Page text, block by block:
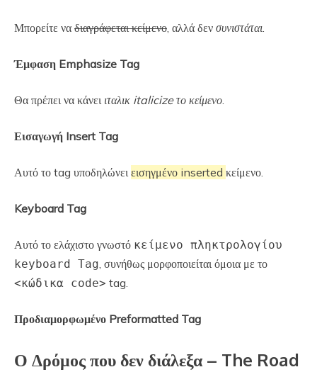
Μπορείτε να διαγράφεται κείμενο, αλλά δεν συνιστάται.
Έμφαση Emphasize Tag
Θα πρέπει να κάνει ιταλικ italicize το κείμενο.
Εισαγωγή Insert Tag
Αυτό το tag υποδηλώνειεισηγμένο inserted κείμενο.
Keyboard Tag
Αυτό το ελάχιστο γνωστό κείμενο πληκτρολογίου
keyboard Tag, συνήθως μορφοποιείται όμοια με το
<κώδικα code> tag.
Προδιαμορφωμένο Preformatted Tag
Ο Δρόμος που δεν διάλεξα – The Road